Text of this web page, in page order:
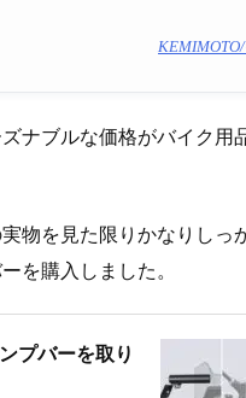
ナブルな価格がバイク用
物を見た限りかなりしっ
を購入しました。
プバーを取り